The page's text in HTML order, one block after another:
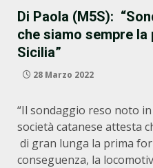
Di Paola (M5S):
che siamo sempre
Sicilia”
28 Marzo 2022
“Il sondaggio reso noto
società catanese attesta
di gran lunga la prima
conseguenza, la